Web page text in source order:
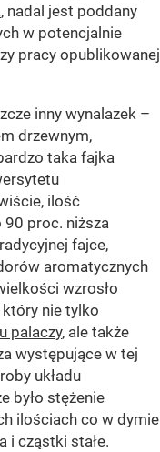
, nadal jest poddany
w potencjalnie
pracy opublikowanej
inny wynalazek –
drzewnym,
taka fajka
ilość
90 proc. niższa
fajce,
aromatycznych
wzrosło
nie tylko
palaczy, ale także
występujące w tej
układu
było stężenie
ilościach co w dymie
i cząstki stałe.